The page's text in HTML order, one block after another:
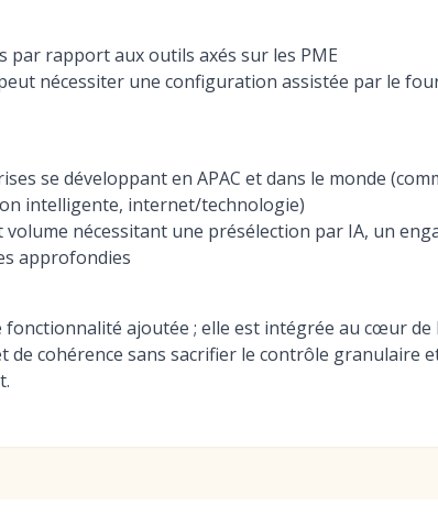
par rapport aux outils axés sur les PME
nécessiter une configuration assistée par le
se développant en APAC et dans le monde
intelligente, internet/technologie)
nécessitant une présélection par IA, un
approfondies
fonctionnalité ajoutée ; elle est intégrée au cœur
de cohérence sans sacrifier le contrôle granulaire